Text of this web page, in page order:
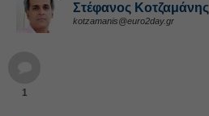
Στέφανος Kοτζαμάνης
kotzamanis@euro2day.gr
1